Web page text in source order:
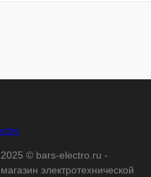
© bars-electro.ru -
электротехнической